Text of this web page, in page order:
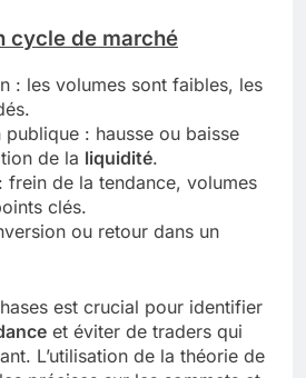
cycle de marché
: les volumes sont faibles, les
publique : hausse ou baisse
de la liquidité.
frein de la tendance, volumes
clés.
ou retour dans un
est crucial pour identifier
et éviter de traders qui
L’utilisation de la théorie de